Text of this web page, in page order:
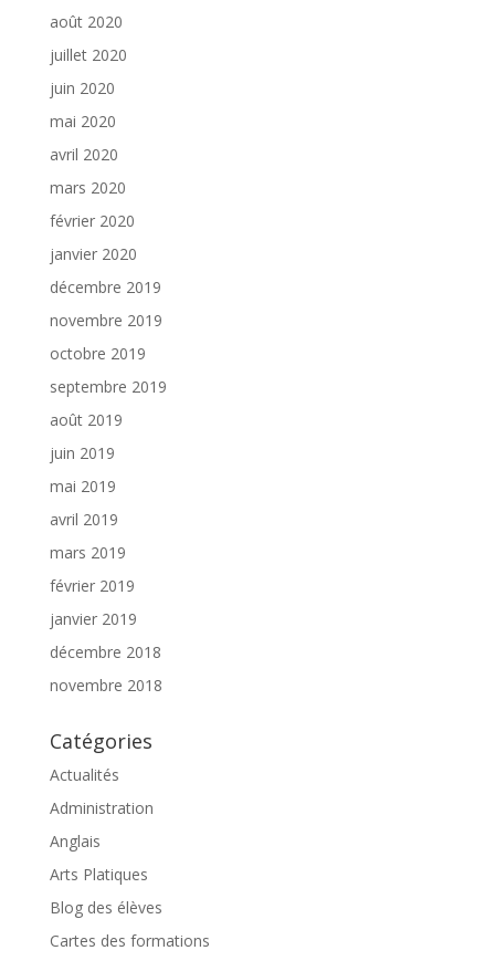
août 2020
juillet 2020
juin 2020
mai 2020
avril 2020
mars 2020
février 2020
janvier 2020
décembre 2019
novembre 2019
octobre 2019
septembre 2019
août 2019
juin 2019
mai 2019
avril 2019
mars 2019
février 2019
janvier 2019
décembre 2018
novembre 2018
Catégories
Actualités
Administration
Anglais
Arts Platiques
Blog des élèves
Cartes des formations